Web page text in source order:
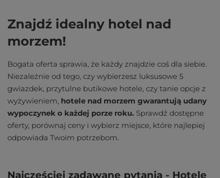
Znajdź idealny hotel nad
morzem!
Bogata oferta sprawia, że każdy znajdzie coś dla siebie.
Niezależnie od tego, czy wybierzesz luksusowe 5
gwiazdek, przytulne butikowe hotele, czy tanie opcje z
wyżywieniem, hotele nad morzem gwarantują udany
wypoczynek o każdej porze roku. Sprawdź dostępne
oferty, porównaj ceny i wybierz miejsce, które najlepiej
odpowiada Twoim potrzebom.
Najczęściej zadawane pytania - Hotele